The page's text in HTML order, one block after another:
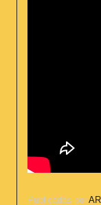
Publicadas por